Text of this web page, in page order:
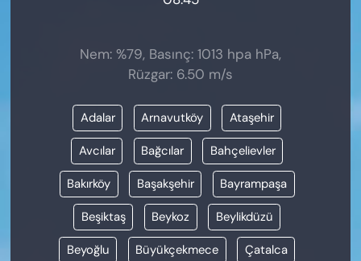
Nem: %79, Basınç: 1013 hpa hPa,
Rüzgar: 6.50 m/s
Adalar Arnavutköy Ataşehir
Avcılar Bağcılar Bahçelievler
Bakırköy Başakşehir Bayrampaşa
Beşiktaş Beykoz Beylikdüzü
Beyoğlu Büyükçekmece Çatalca
ÖZEL HABER
SİYASET
VAN VE DİYARBAKIR HABERLERİ